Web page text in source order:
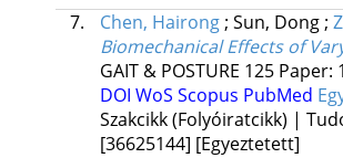
7.
Chen, Hairong; Sun, Dong;
Biomechanical Effects of
GAIT & POSTURE 125 Paper:
DOI WoS Scopus PubMed
Szakcikk (Folyóiratcikk) |
[36625144] [Egyeztetett]